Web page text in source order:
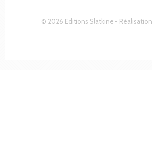
© 2026 Editions Slatkine - Réalisation